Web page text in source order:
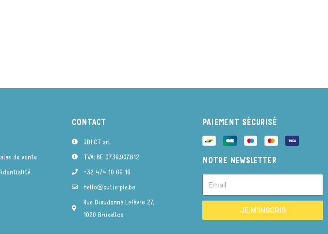
de vente
CONTACT
JDLCT srl
TVA: BE 0736.907.812
+32 474 10 66 16
hello@cutie-pie.be
Rue Dieudonné Lefèvre 27,
1020 Bruxelles
PAIEMENT SÉCURISÉ
NOTRE NEWSLETTER
JE M'INSCRIS